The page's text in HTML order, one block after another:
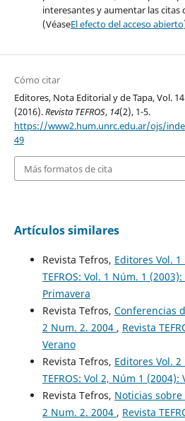
interesantes y aumentar las citas
(VéaseEl efecto del acceso abierto
Cómo citar
Editores, Nota Editorial y de Tapa, Vol.
(2016).Revista TEFROS, 14(2), 1-5.
https://www2.hum.unrc.edu.ar/ojs/
49
Más formatos de cita
Artículos similares
Revista Tefros, Editores Vol.
TEFROS: Vol. 1 Núm. 1
Primavera
Revista Tefros, Conferencias
2 Num. 2. 2004 , Revista
Verano
Revista Tefros, Editores Vol.
TEFROS: Vol 2, Núm 1 (2004):
Revista Tefros, Noticias
2 Num. 2. 2004 , Revista